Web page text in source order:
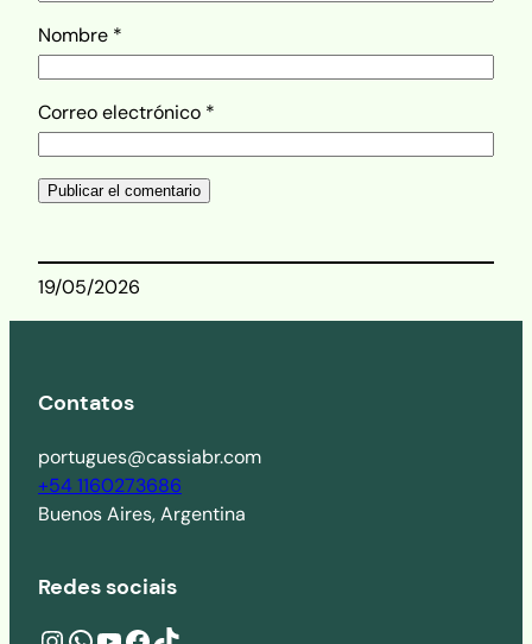
Nombre *
Correo electrónico *
19/05/2026
Contatos
portugues@cassiabr.com
+54 1160273686
Buenos Aires, Argentina
Redes sociais